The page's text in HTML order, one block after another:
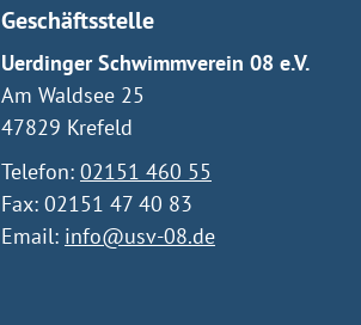
Geschäftsstelle
Uerdinger Schwimmverein 08 e.V.
Am Waldsee 25
47829 Krefeld
Telefon: 02151 460 55
Fax: 02151 47 40 83
Email: info@usv-08.de